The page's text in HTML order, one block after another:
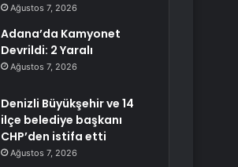
Ağustos 7, 2026
Adana’da Kamyonet
Devrildi: 2 Yaralı
Ağustos 7, 2026
Denizli Büyükşehir ve 14
ilçe belediye başkanı
CHP’den istifa etti
Ağustos 7, 2026